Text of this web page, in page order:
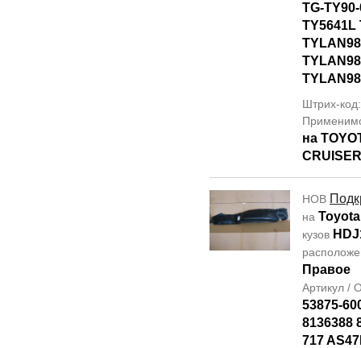
TG-
TY5641L
Штрих-
на
НОВ
на
кузов
Правое
Артикул /
53875-
8136388
717